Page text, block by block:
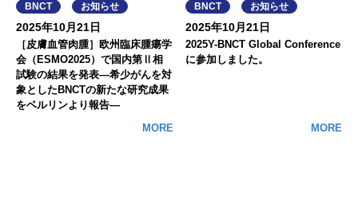
BNCT お知らせ
2025年10月21日
［皮膚血管肉腫］欧州臨床腫瘍学
会（ESMO2025）で国内第Ⅱ相
試験の結果を発表―希少がんを対
象としたBNCTの新たな研究成果
をベルリンより報告―
MORE
BNCT お知らせ
2025年10月21日
2025Y-BNCT Global Conference
に参加しました。
MORE